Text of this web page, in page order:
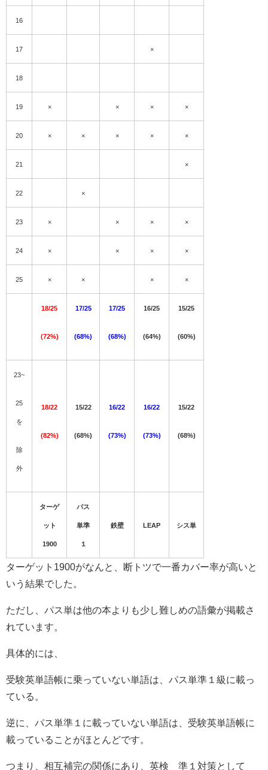
16
17 ×
18
19 × × × ×
20 × × × × ×
21 ×
22 ×
23 × × × ×
24 × × × ×
25 × × × ×
18/25
(72%)
17/25
(68%)
17/25
(68%)
16/25
(64%)
15/25
(60%)
23~
25
を
除
外
18/22
(82%)
15/22
(68%)
16/22
(73%)
16/22
(73%)
15/22
(68%)
ターゲ
ット
1900
パス
単準
１
鉄壁 LEAP シス単
ターゲット1900がなんと、断トツで一番カバー率が高いと
いう結果でした。
ただし、パス単は他の本よりも少し難しめの語彙が掲載さ
れています。
具体的には、
受験英単語帳に乗っていない単語は、パス単準１級に載っ
ている。
逆に、パス単準１に載っていない単語は、受験英単語帳に
載っていることがほとんどです。
つまり、相互補完の関係にあり、英検®準１対策として